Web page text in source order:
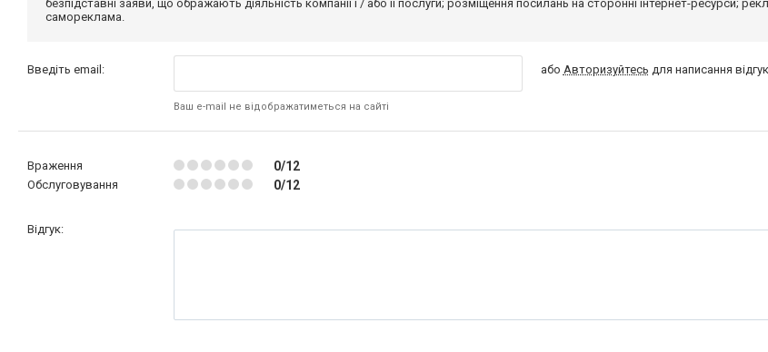
безпідставні заяви, що ображають діяльність компанії і / або її послуги; розміщення посилань на сторонні інтернет-ресурси;
самореклама.
Введіть email:
Ваш e-mail не відображатиметься на сайті
або Авторизуйтесь для написання
Враження 0/12
Обслуговування 0/12
Відгук: